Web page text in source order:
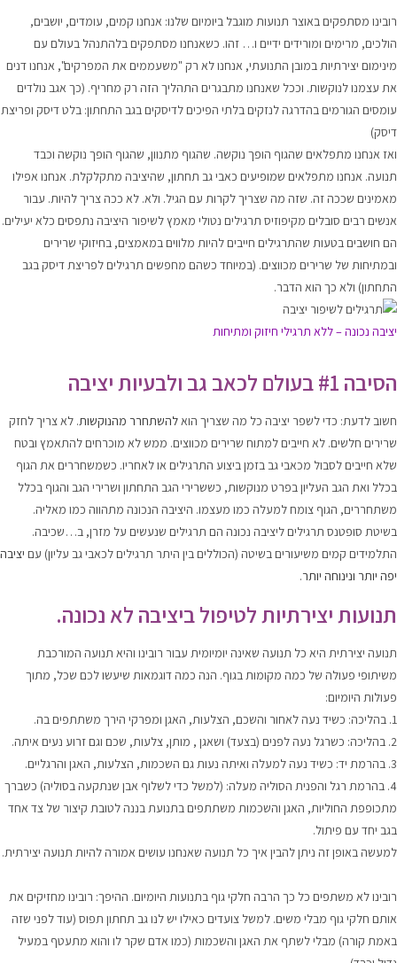
רובינו מסתפקים באוצר תנועות מוגבל ביומיום שלנו: אנחנו קמים, עומדים, יושבים,
הולכים, מרימים ומורידים ידיים ו… זהו. כשאנחנו מסתפקים בלהתנהל בעולם עם
מינימום יצירתיות במובן התנועתי, אנחנו לא רק "משעממים את המפרקים", אנחנו דנים
את עצמנו לנוקשות. וככל שאנחנו מתבגרים התהליך הזה רק מחריף. (כך אגב נולדים
עומסים הגורמים בהדרגה לנזקים בלתי הפיכים לדיסקים בגב התחתון: בלט דיסק ופריצת
דיסק)
ואז אנחנו מתפלאים שהגוף הופך נוקשה. שהגוף מתנוון, שהגוף הופך נוקשה וכבד
תנועה. אנחנו מתפלאים שמופיעים כאבי גב תחתון, שהיציבה מתקלקלת. אנחנו אפילו
מאמינים שככה זה. שזה מה שצריך לקרות עם הגיל. ולא. לא ככה צריך להיות. עבור
אנשים רבים סובלים מקיפוזיס תרגילים נטולי מאמץ לשיפור היציבה נתפסים כלא יעילים.
הם חושבים בטעות שהתרגילים חייבים להיות מלווים במאמצים, בחיזוקי שרירים
ובמתיחות של שרירים מכווצים. (במיוחד כשהם מחפשים תרגילים לפריצת דיסק בגב
התחתון) ולא כך הוא הדבר.
יציבה נכונה – ללא תרגילי חיזוק ומתיחות
הסיבה #1 בעולם לכאב גב ולבעיות יציבה
חשוב לדעת: כדי לשפר יציבה כל מה שצריך הואלהשתחרר מהנוקשות. לא צריך לחזק
שרירים חלשים. לא חייבים למתוח שרירים מכווצים. ממש לא מוכרחים להתאמץ ובטח
שלא חייבים לסבול מכאבי גב בזמן ביצוע התרגילים או לאחריו. כשמשחררים את הגוף
בכלל ואת הגב העליון בפרט מנוקשות, כששרירי הגב התחתון ושרירי הגב והגוף בכלל
משתחררים, הגוף צומח למעלה כמו מעצמו. היציבה הנכונה מתהווה כמו מאליה.
בשיטת סופטנס תרגילים ליציבה נכונה הם תרגילים שנעשים על מזרן, ב…שכיבה.
התלמידים קמים משיעורים בשיטה (הכוללים בין היתר תרגילים לכאבי גב עליון) עם יציבה
יפה יותר ונינוחה יותר.
תנועות יצירתיות לטיפול ביציבה לא נכונה.
תנועה יצירתית היא כל תנועה שאינה יומיומית עבור רובינו והיא תנועה המורכבת
משיתופי פעולה של כמה מקומות בגוף. הנה כמה דוגמאות שיעשו לכם שכל, מתוך
פעולות היומיום:
1. בהליכה: כשיד נעה לאחור והשכם, הצלעות, האגן ומפרקי הירך משתתפים בה.
2. בהליכה: כשרגל נעה לפנים (בצעד) ושאגן , מותן, צלעות, שכם וגם זרוע נעים איתה.
3. בהרמת יד: כשיד נעה למעלה ואיתה נעות גם השכמות, הצלעות, האגן והרגליים.
4. בהרמת רגל והפנית הסוליה מעלה: (למשל כדי לשלוף אבן שנתקעה בסוליה) כשברך
מתכופפת החוליות, האגן והשכמות משתתפים בתנועת בננה לטובת קיצור של צד אחד
בגב יחד עם פיתול.
למעשה באופן זה ניתן להבין איך כל תנועה שאנחנו עושים אמורה להיות תנועה יצירתית.
רובינו לא משתפים כל כך הרבה חלקי גוף בתנועות היומיום. ההיפך: רובינו מחזיקים את
אותם חלקי גוף מבלי משים. למשל צועדים כאילו יש לנו גב תחתון תפוס (עוד לפני שזה
באמת קורה) מבלי לשתף את האגן והשכמות (כמו אדם שקר לו והוא מתעטף במעיל